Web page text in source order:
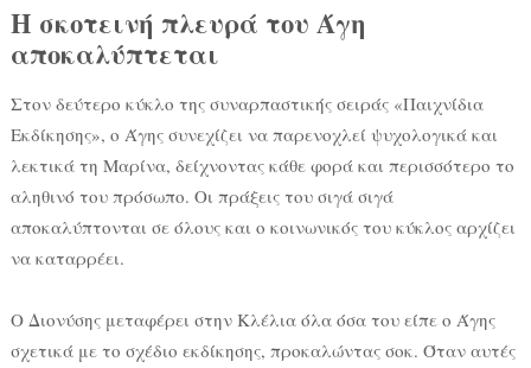
Η σκοτεινή πλευρά του Άγη
αποκαλύπτεται
Στον δεύτερο κύκλο της συναρπαστικής σειράς «Παιχνίδια
Εκδίκησης», ο Άγης συνεχίζει να παρενοχλεί ψυχολογικά και
λεκτικά τη Μαρίνα, δείχνοντας κάθε φορά και περισσότερο το
αληθινό του πρόσωπο. Οι πράξεις του σιγά σιγά
αποκαλύπτονται σε όλους και ο κοινωνικός του κύκλος αρχίζει
να καταρρέει.
Ο Διονύσης μεταφέρει στην Κλέλια όλα όσα του είπε ο Άγης
σχετικά με το σχέδιο εκδίκησης, προκαλώντας σοκ. Όταν αυτές